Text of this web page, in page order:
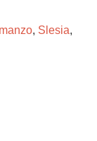
, Slesia,